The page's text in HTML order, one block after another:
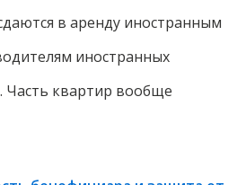
в аренду иностранным
иностранных
Часть квартир вообще